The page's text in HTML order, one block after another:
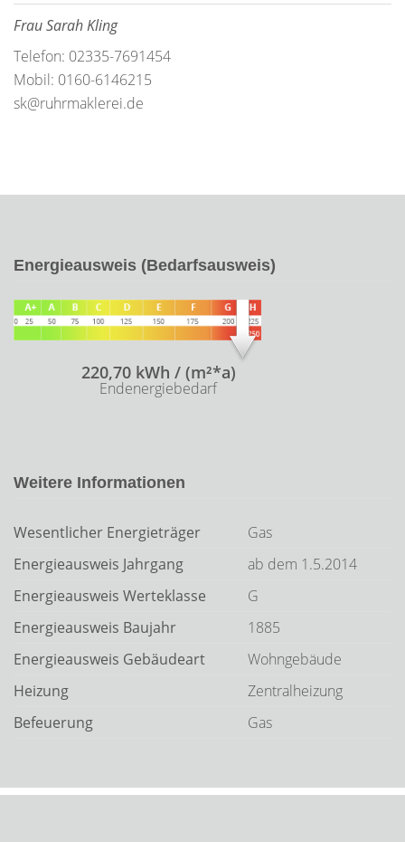
Frau Sarah Kling
Telefon: 02335-7691454
Mobil: 0160-6146215
sk@ruhrmaklerei.de
Energieausweis (Bedarfsausweis)
220,70 kWh / (m²*a)
Endenergiebedarf
Weitere Informationen
Wesentlicher Energieträger
Gas
Energieausweis Jahrgang
ab dem 1.5.2014
Energieausweis Werteklasse
G
Energieausweis Baujahr
1885
Energieausweis Gebäudeart
Wohngebäude
Heizung
Zentralheizung
Befeuerung
Gas